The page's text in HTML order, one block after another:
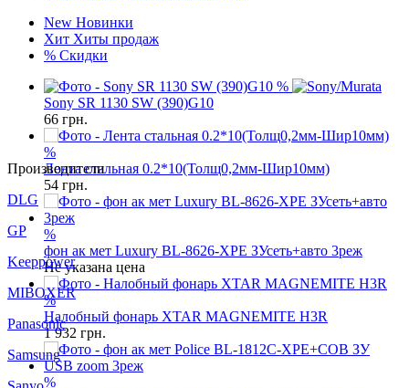
New Новинки
Хит Хиты продаж
% Скидки
Sony SR 1130 SW (390)G10
66грн.
%
Лента стальная 0.2*10(Толщ0,2мм-Шир10мм)
54грн.
%
фон ак мет Luxury BL-8626-XPE ЗУсеть+авто 3реж
Не указана цена
%
Налобный фонарь XTAR MAGNEMITE H3R
1 932грн.
Производители
Keeppower
MIBOXER
Panasonic
Samsung
Sanyo